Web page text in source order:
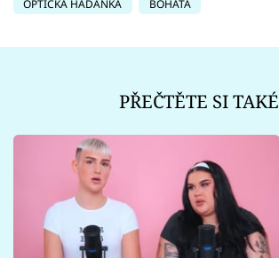
OPTICKÁ HÁDANKA BOHATÁ
PŘEČTĚTE SI TAKÉ